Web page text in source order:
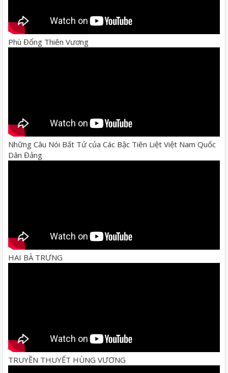
Phù Đổng Thiên Vương
Những Câu Nói Bất Tử của Các Bậc Tiên Liệt Việt Nam Quốc
Dân Đảng
HAI BÀ TRƯNG
TRUYỀN THUYẾT HÙNG VƯƠNG